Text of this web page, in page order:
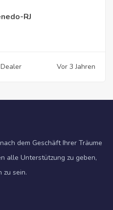
RJ
Vor 3 Jahren
dem Geschäft Ihrer Träume
alle Unterstützung zu geben,
zu sein.